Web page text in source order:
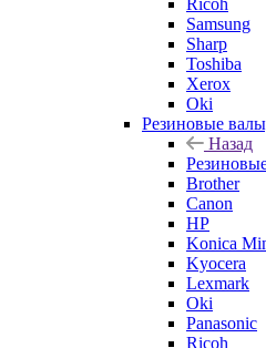
Ricoh
Samsung
Sharp
Toshiba
Xerox
Oki
Резиновые
Назад
Brother
Canon
HP
Konica
Kyocera
Lexmark
Oki
Panasonic
Ricoh